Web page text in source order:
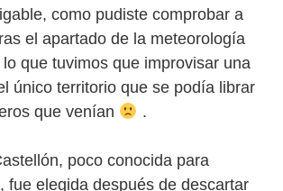
como pudiste comprobar a
el apartado de la meteorología
que tuvimos que improvisar una
único territorio que se podía librar
que venían
.
poco conocida para
fue elegida después de descartar